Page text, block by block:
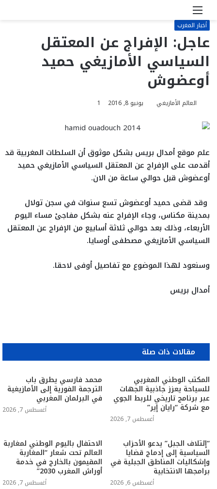
أخبار المغرب
عاجل: الإفراج عن المعتقل
السياسي الأمازيغي حميد
أوعضوش
العالم الأمازيغي يونيو 8, 2016 1
علم موقع أمدال بريس بشكل موثوق أن السلطات المغربية قد
أقدمت على الإفراج عن المعتقل السياسي الأمازيغي حميد
أوعضوش قبل حوالي ساعة من الان.
وقد قضى حميد أوعضوش تسع سنوات في سجن تولال
بمدينة مكناس، وجاء الإفراج عنه بشكل مفاجئ مساء اليوم
الأربعاء، وذلك بعد حوالي ثلاثة أسابيع من الإفراج عن المعتقل
السياسي الأمازيغي مصطفى أوسايا.
وسنعود لهذا الموضوع مع تفاصيل أوفى لاحقا.
أمدال بريس
مقالات ذات صلة
محمد فارسي يطرق باب
الترجمة الفورية إلى الأمازيغية
في البرلمان المغربي
أغسطس 7, 2026
المكتب الوطني المغربي
للسياحة يعزز جاذبية الجهات
عبر برنامج تاريخي للربط الجوي
مع شركة “رايان إير”
أغسطس 7, 2026
الاحتفال باليوم الوطني لمغاربة
العالم تحت شعار “المغاربة
المقيمون بالخارج في خدمة
أوراش المغرب 2030”
أغسطس 7, 2026
“إئتلاف الجبل” يدعو الأحزاب
السياسية إلى إدماج قضايا
وإشكاليات المناطق الجبلية في
برامجها الانتخابية
أغسطس 6, 2026